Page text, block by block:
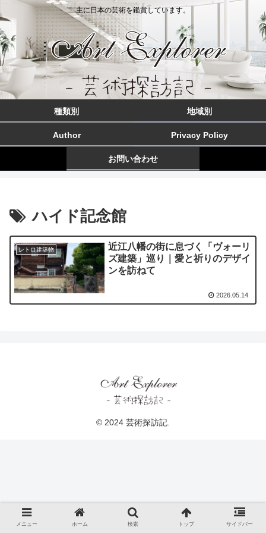
主に日本の芸術を鑑賞しています。
種類別 地域別
Author Privacy Policy
お問い合わせ
ハイド記念館
レトロ建築物
近江八幡の街に息づく「ヴォーリ
ズ建築」巡り｜愛と祈りのデザイ
ンを訪ねて
2026.05.14
© 2024 芸術探訪記.
メニュー ホーム 検索 トップ サイドバー